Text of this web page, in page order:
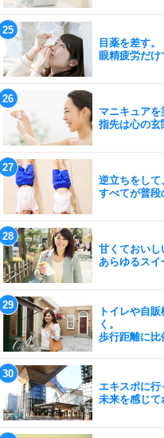
目薬を差す。
眼精疲労だけ
マニキュアを
指先は心の玄
逆立ちをして
すべてが普段
甘くておいし
あらゆるスイ
トイレや自
く。
歩行距離に比
エキスポに行
未来を感じて